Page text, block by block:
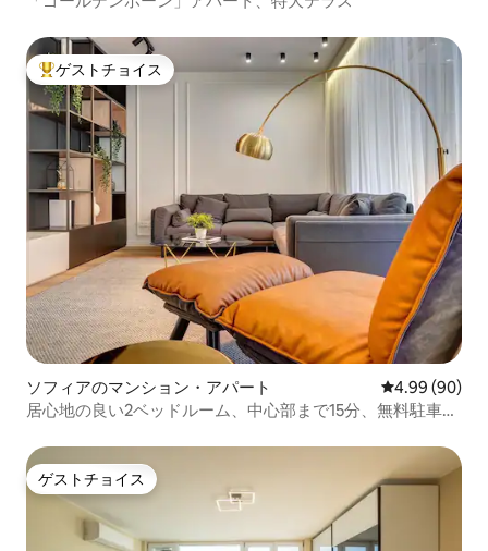
大好評のゲストチョイスです。
ゲストチョイス
ソフィアのマンション・アパート レビュー90件
4.99 (90)
居心地の良い2ベッドルーム、中心部まで15分、無料駐車場
ゲストチョイス
ゲストチョイス